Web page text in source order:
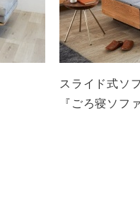
スライド式ソ
『ごろ寝ソファ